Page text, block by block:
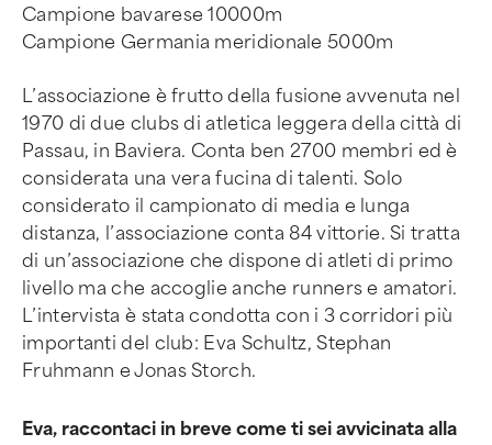
Campione bavarese 10000m
Campione Germania meridionale 5000m
L’associazione è frutto della fusione avvenuta nel
1970 di due clubs di atletica leggera della città di
Passau, in Baviera. Conta ben 2700 membri ed è
considerata una vera fucina di talenti. Solo
considerato il campionato di media e lunga
distanza, l’associazione conta 84 vittorie. Si tratta
di un’associazione che dispone di atleti di primo
livello ma che accoglie anche runners e amatori.
L’intervista è stata condotta con i 3 corridori più
importanti del club: Eva Schultz, Stephan
Fruhmann e Jonas Storch.
Eva, raccontaci in breve come ti sei avvicinata alla